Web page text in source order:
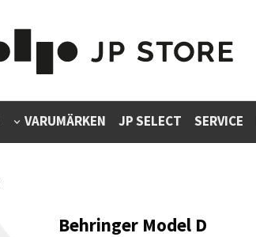
VARUMÄRKEN JP SELECT SERVICE
Behringer Model D